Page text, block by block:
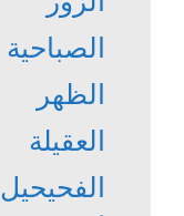
الصباحية
الظهر
العقيلة
الفحيحيل